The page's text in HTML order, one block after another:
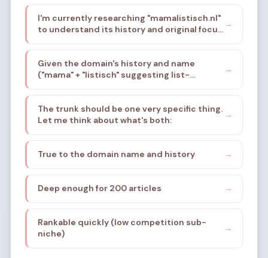
I'm currently researching "mamalistisch.nl"
to understand its history and original focus.
platform supporting mothers in their daily
lives, emphasizing structure, organization,
and stress reduction. The name suggests a
motherhood.
→
Given the domain's history and name
("mama" + "listisch" suggesting list-
sub-sub-niche. The brief mentions:
structure, organization, stress reduction
for mothers, list-mentality, systematic
→
The trunk should be one very specific thing.
Let me think about what's both:
→
True to the domain name and history →
Deep enough for 200 articles →
Rankable quickly (low competition sub-
niche)
→